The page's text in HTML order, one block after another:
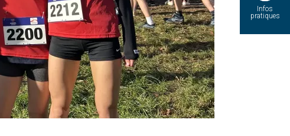
Infos
pratiques